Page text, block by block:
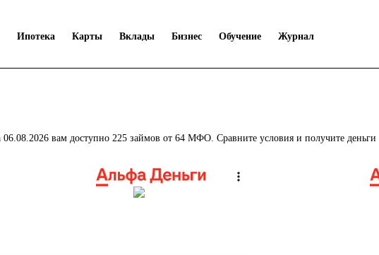
Ипотека Карты Вклады Бизнес Обучение Журнал
вам доступно 225 займов от 64 МФО. Сравните условия и получите